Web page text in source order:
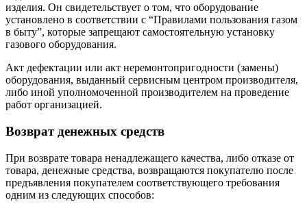
изделия. Он свидетельствует о том, что оборудование
установлено в соответствии с “Правилами пользования газом
в быту”, которые запрещают самостоятельную установку
газового оборудования.
Акт дефектации или акт неремонтопригодности (замены)
оборудования, выданный сервисным центром производителя,
либо иной уполномоченной производителем на проведение
работ организацией.
Возврат денежных средств
При возврате товара ненадлежащего качества, либо отказе от
товара, денежные средства, возвращаются покупателю после
предъявления покупателем соответствующего требования
одним из следующих способов: